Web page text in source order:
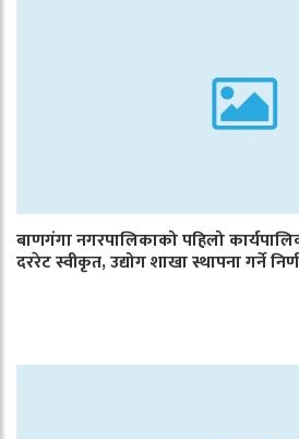
बाणगंगा नगरपालिकाको पहिलो
दररेट स्वीकृत, उद्योग शाखा स्थापना गर्ने